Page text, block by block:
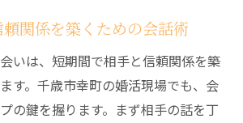
関係を築くための会話術
いは、短期間で相手と信頼関係を築
す。千歳市幸町の婚活現場でも、会
の鍵を握ります。まず相手の話を丁